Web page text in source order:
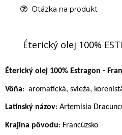
Otázka na produkt
Éterický olej 100%
Éterický olej 100% Estragon -
Vôňa: aromatická, svieža,
Latinský názov: Artemisia
Krajina pôvodu: Francúzsko